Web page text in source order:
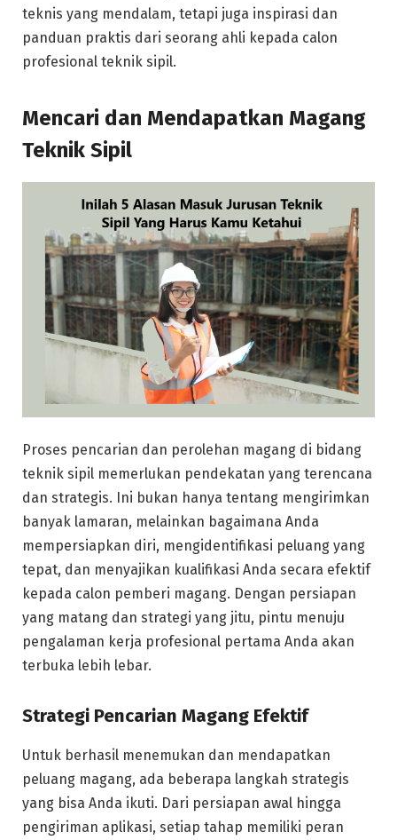
teknis yang mendalam, tetapi juga inspirasi dan
panduan praktis dari seorang ahli kepada calon
profesional teknik sipil.
Mencari dan Mendapatkan Magang
Teknik Sipil
Proses pencarian dan perolehan magang di bidang
teknik sipil memerlukan pendekatan yang terencana
dan strategis. Ini bukan hanya tentang mengirimkan
banyak lamaran, melainkan bagaimana Anda
mempersiapkan diri, mengidentifikasi peluang yang
tepat, dan menyajikan kualifikasi Anda secara efektif
kepada calon pemberi magang. Dengan persiapan
yang matang dan strategi yang jitu, pintu menuju
pengalaman kerja profesional pertama Anda akan
terbuka lebih lebar.
Strategi Pencarian Magang Efektif
Untuk berhasil menemukan dan mendapatkan
peluang magang, ada beberapa langkah strategis
yang bisa Anda ikuti. Dari persiapan awal hingga
pengiriman aplikasi, setiap tahap memiliki peran